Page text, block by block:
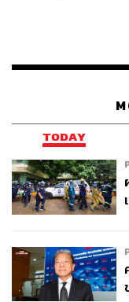
TODAY